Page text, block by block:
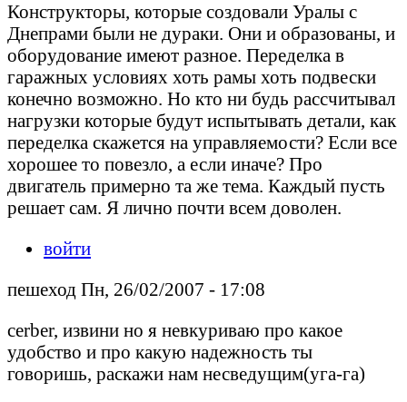
Конструкторы, которые создовали Уралы с
Днепрами были не дураки. Они и образованы, и
оборудование имеют разное. Переделка в
гаражных условиях хоть рамы хоть подвески
конечно возможно. Но кто ни будь рассчитывал
нагрузки которые будут испытывать детали, как
переделка скажется на управляемости? Если все
хорошее то повезло, а если иначе? Про
двигатель примерно та же тема. Каждый пусть
решает сам. Я лично почти всем доволен.
войти
пешеход Пн, 26/02/2007 - 17:08
cerber, извини но я невкуриваю про какое
удобство и про какую надежность ты
говоришь, раскажи нам несведущим(уга-га)